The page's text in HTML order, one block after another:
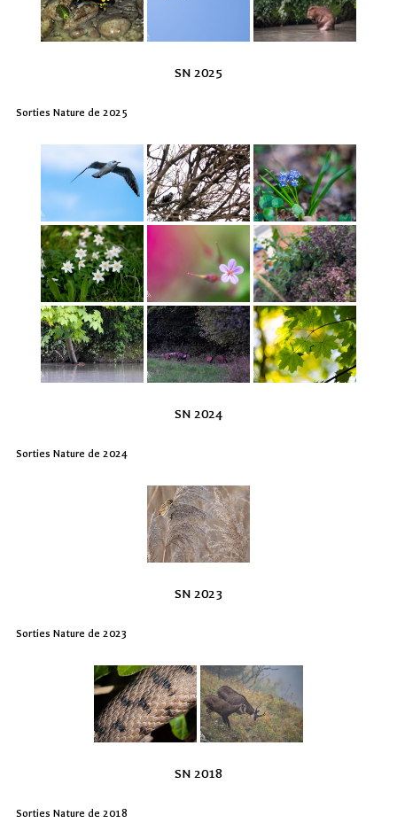
SN 2025
Sorties Nature de 2025
SN 2024
Sorties Nature de 2024
SN 2023
Sorties Nature de 2023
SN 2018
Sorties Nature de 2018